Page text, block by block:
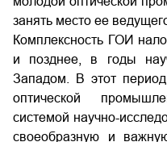
занять место ее
Комплексность ГОИ
и позднее, в годы
Западом. В этот
оптической
системой научно-
своеобразную и